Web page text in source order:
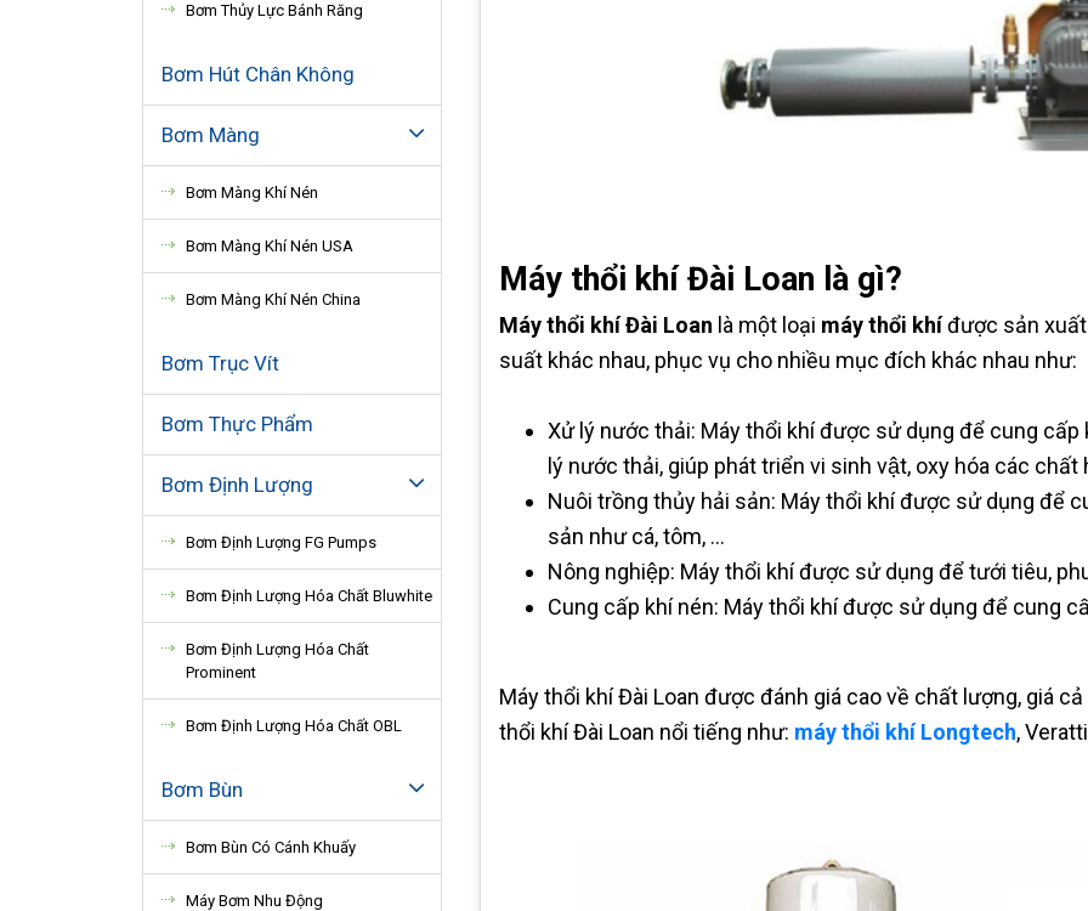
Bơm Thủy Lực Bánh Răng
Bơm Hút Chân Không
Bơm Màng
Bơm Màng Khí Nén
Bơm Màng Khí Nén USA
Bơm Màng Khí Nén China
Bơm Trục Vít
Bơm Thực Phẩm
Bơm Định Lượng
Bơm Định Lượng FG Pumps
Bơm Định Lượng Hóa Chất Bluwhite
Bơm Định Lượng Hóa Chất
Prominent
Bơm Định Lượng Hóa Chất OBL
Bơm Bùn
Bơm Bùn Có Cánh Khuấy
Máy Bơm Nhu Động
Máy thổi khí Đài Loan là gì?
Máy thổi khí Đài Loan là một loại máy thổi khíđược sản xuất
suất khác nhau, phục vụ cho nhiều mục đích khác nhau như:
Xử lý nước thải: Máy thổi khí được sử dụng để cung
lý nước thải, giúp phát triển vi sinh vật, oxy hóa các chất
Nuôi trồng thủy hải sản: Máy thổi khí được sử dụng để
sản như cá, tôm, ...
Nông nghiệp: Máy thổi khí được sử dụng để tưới tiêu,
Cung cấp khí nén: Máy thổi khí được sử dụng để cung
Máy thổi khí Đài Loan được đánh giá cao về chất lượng, giá
thổi khí Đài Loan nổi tiếng như: máy thổi khí Longtech,